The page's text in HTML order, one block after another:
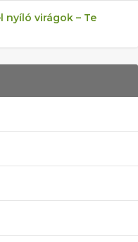
nyíló virágok – Te